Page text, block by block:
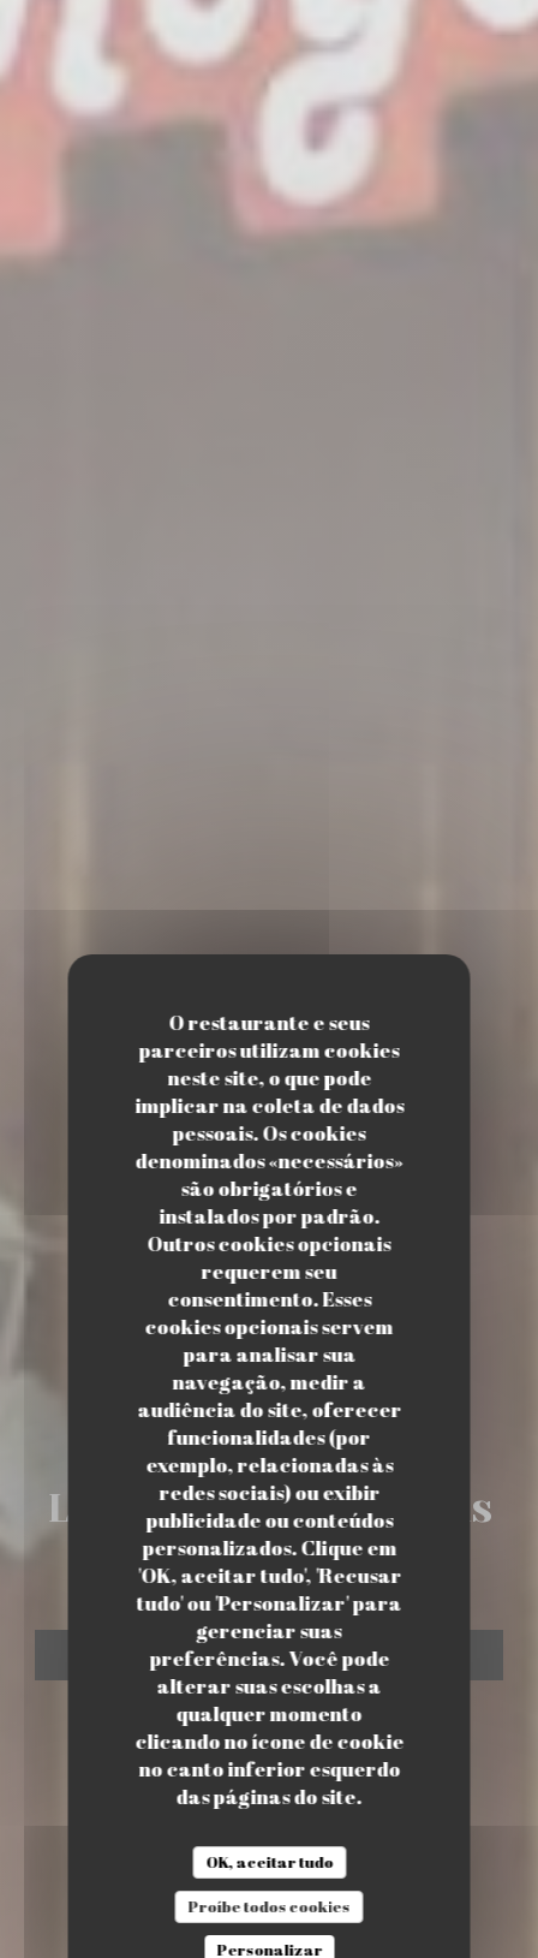
O restaurante e seus
parceiros utilizam cookies
neste site, o que pode
implicar na coleta de dados
pessoais. Os cookies
denominados «necessários»
são obrigatórios e
instalados por padrão.
Outros cookies opcionais
requerem seu
consentimento. Esses
cookies opcionais servem
para analisar sua
navegação, medir a
audiência do site, oferecer
funcionalidades (por
exemplo, relacionadas às
redes sociais) ou exibir
publicidade ou conteúdos
personalizados. Clique em
'OK, aceitar tudo', 'Recusar
tudo' ou 'Personalizar' para
gerenciar suas
preferências. Você pode
alterar suas escolhas a
qualquer momento
clicando no ícone de cookie
no canto inferior esquerdo
das páginas do site.
OK, aceitar tudo
Proíbe todos cookies
Personalizar
•PARIS
LatinoGourmand Paris
17
RESERVAR UMA MESA
LATINOGOURMAND PARIS 17